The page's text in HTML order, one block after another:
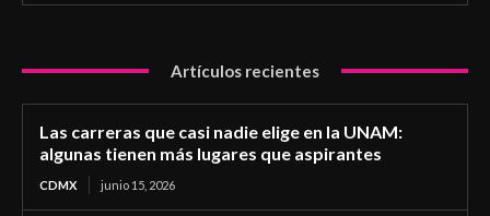
Artículos recientes
Las carreras que casi nadie elige en la UNAM:
algunas tienen más lugares que aspirantes
CDMX junio 15, 2026